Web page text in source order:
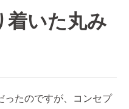
着いた丸み
ったのですが、コンセプ